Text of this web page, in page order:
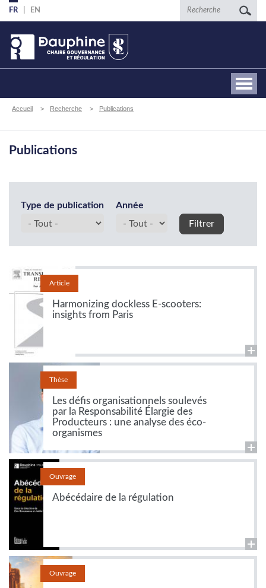
Aller
au
contenu
principal
FR EN Recherche
Fil
Accueil Recherche Publications
Publications
Type de publication Année
Article
Harmonizing dockless E-scooters:
insights from Paris
Thèse
Les défis organisationnels soulevés
par la Responsabilité Élargie des
Producteurs : une analyse des éco-
organismes
Ouvrage
Abécédaire de la régulation
Ouvrage